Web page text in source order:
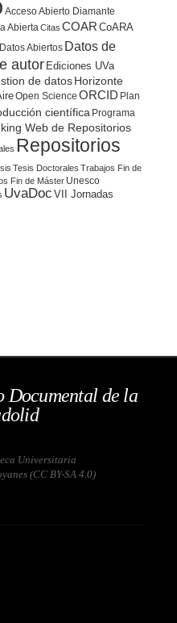
Acceso Abierto Diamante
Abierta Citas COAR CoARA
Datos Abiertos Datos de
autorEdiciones UVa
de datosHorizonte
Open Science ORCID Plan
científica Programa
Web de Repositorios
Repositorios
Tesis Doctorales Trabajos Fin de
Fin de Máster Unesco
UvaDoc VII Jornadas
Documental de la
Universitaria
(CC BY-SA 4.0)